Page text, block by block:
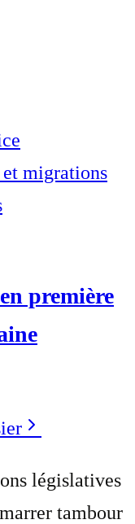
migrations
première
législatives
tambour